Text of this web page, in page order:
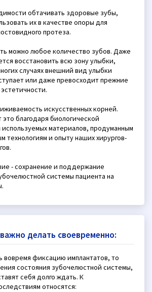
обтачивать здоровые зубы,
их в качестве опоры для
протеза.
можно любое количество зубов. Даже
восстановить всю зону улыбки,
случаях внешний вид улыбки
или даже превосходит прежние
искусственных корней.
благодаря биологической
материалов, продуманным
технологиям и опыту наших хирургов-
- сохранение и поддержание
системы пациента на
делать своевременно:
вовремя фиксацию имплантатов, то
состояния зубочелюстной системы,
себя долго ждать. К
относятся: